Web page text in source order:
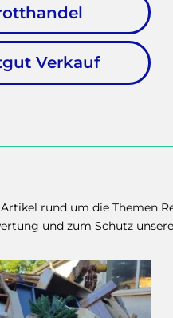
Verkauf
rund um die Themen
und zum Schutz